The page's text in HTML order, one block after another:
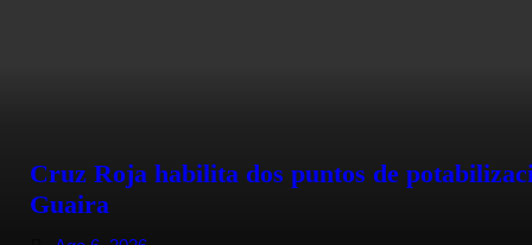
Cruz Roja habilita dos puntos de
Guaira